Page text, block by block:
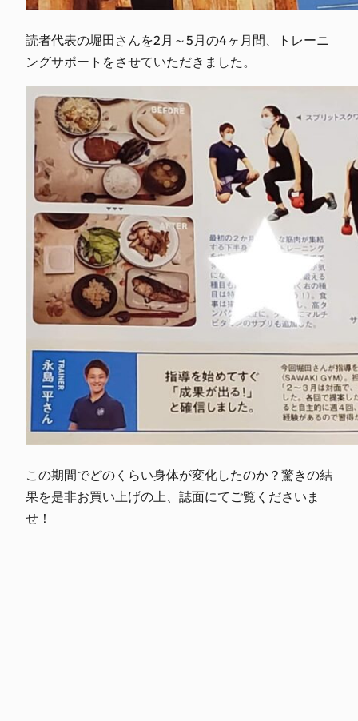
読者代表の堀田さんを2月～5月の4ヶ月間、トレーニ
ングサポートをさせていただきました。
この期間でどのくらい身体が変化したのか？驚きの結
果を是非お買い上げの上、誌面にてご覧くださいま
せ！